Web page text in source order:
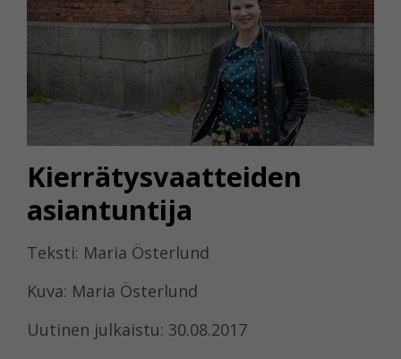
Kierrätysvaatteiden
asiantuntija
Teksti: Maria Österlund
Kuva: Maria Österlund
Uutinen julkaistu: 30.08.2017